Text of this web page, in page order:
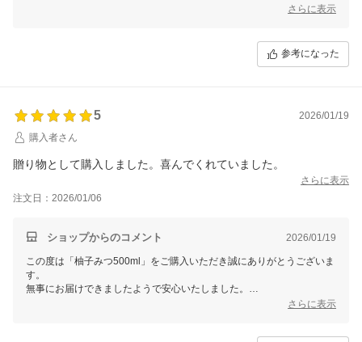
味と苦みが絶妙のバランスですよね♪様々な割り方をお楽しみください♪
さらに表示
参考になった
5
2026/01/19
購入者さん
贈り物として購入しました。喜んでくれていました。
さらに表示
注文日：2026/01/06
ショップからのコメント 2026/01/19
この度は「柚子みつ500ml」をご購入いただき誠にありがとうございま
す。
無事にお届けできましたようで安心いたしました。
大変嬉しいお言葉をお寄せいただきありがとうございます！大切な方へ
さらに表示